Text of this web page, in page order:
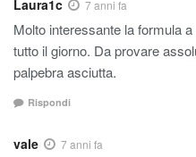
Laura1c 7 anni fa
Molto interessante la formula
tutto il giorno. Da provare
palpebra asciutta.
Rispondi
vale 7 anni fa